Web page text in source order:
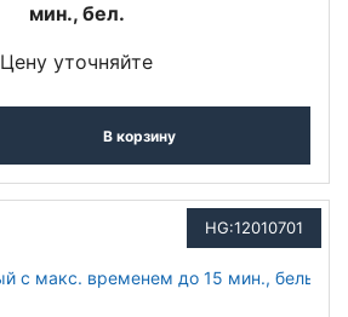
мин., бел.
Цену уточняйте
В корзину
HG:12010701